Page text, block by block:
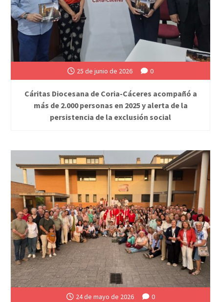
25 de junio de 2026 0
Cáritas Diocesana de Coria-Cáceres acompañó a
más de 2.000 personas en 2025 y alerta de la
persistencia de la exclusión social
24 de mayo de 2026 0